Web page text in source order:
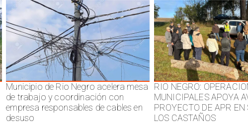
Municipio de Rio Negro acelera mesa
de trabajo y coordinación con
empresa responsables de cables en
desuso
RIO NEGRO:
MUNICIPALES APOYA
PROYECTO DE APR EN
LOS CASTAÑOS